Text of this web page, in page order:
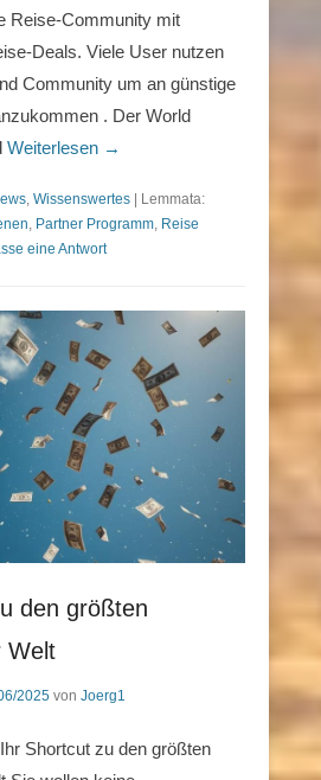
Reise-Community mit
Deals. Viele User nutzen
Community um an günstige
. Der World
Weiterlesen →
, Wissenswertes
Lemmata:
, Partner Programm, Reise
eine Antwort
den größten
Welt
2025 von Joerg1
Shortcut zu den größten